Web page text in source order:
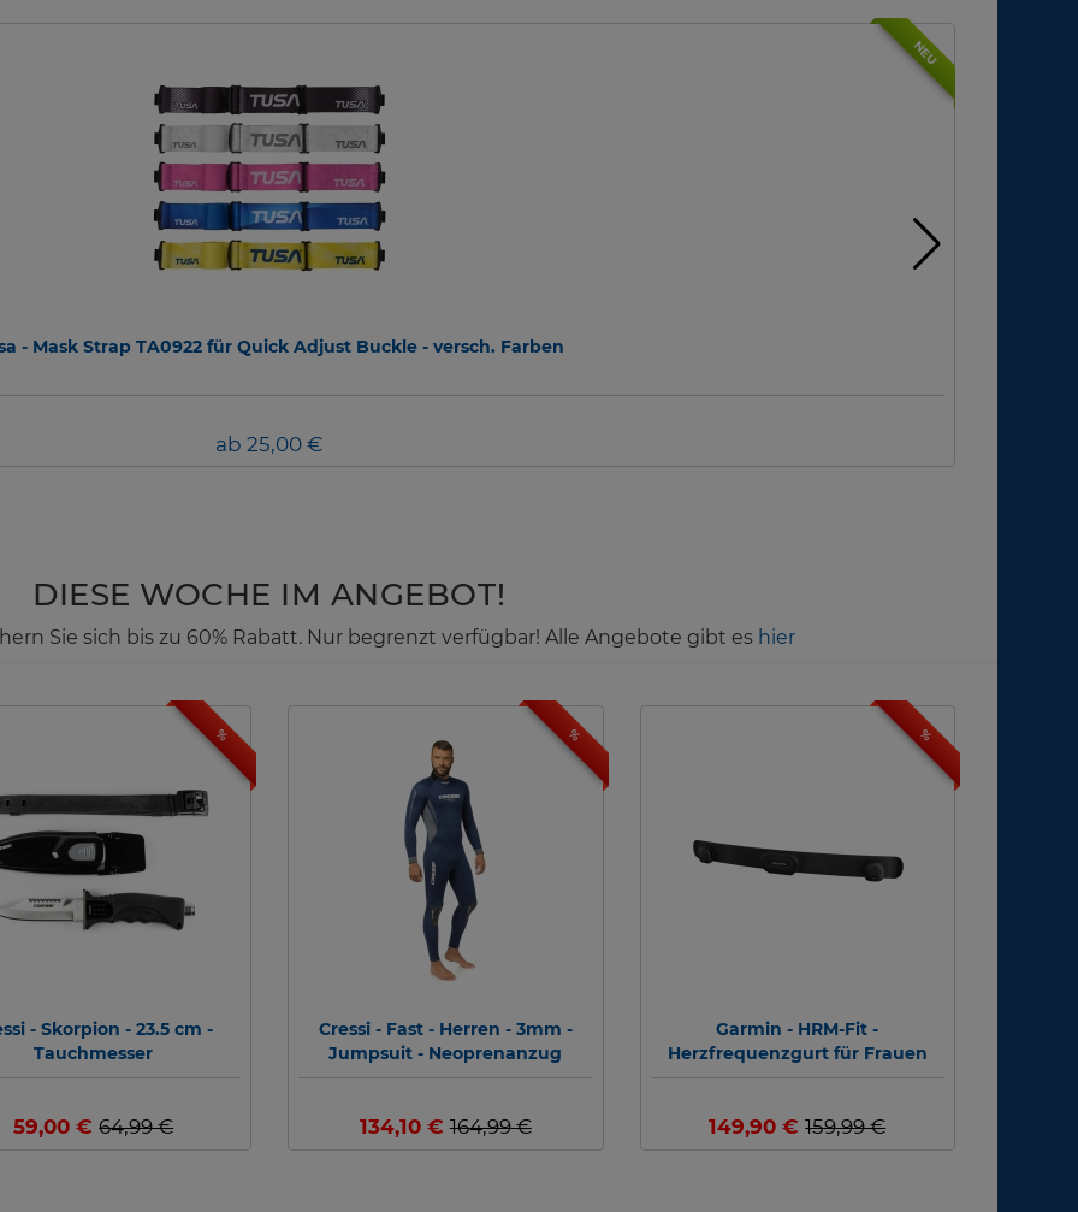
NEU
- Mask Strap TA0922 für Quick Adjust Buckle - versch. Farben
ab 25,00 €
DIESE WOCHE IM ANGEBOT!
Sie sich bis zu 60% Rabatt. Nur begrenzt verfügbar! Alle Angebote gibt es hier
%
- Skorpion - 23.5 cm -
Tauchmesser
59,00 €64,99 €
%
Cressi - Fast - Herren - 3mm -
Jumpsuit - Neoprenanzug
134,10 €164,99 €
%
Garmin - HRM-Fit -
Herzfrequenzgurt für Frauen
149,90 €159,99 €